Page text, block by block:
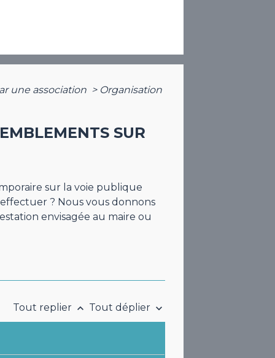
une association > Organisation
SUR
sur la voie publique
? Nous vous donnons
envisagée au maire ou
Tout replier keyboard_arrow_up Tout déplier keyboard_arrow_down